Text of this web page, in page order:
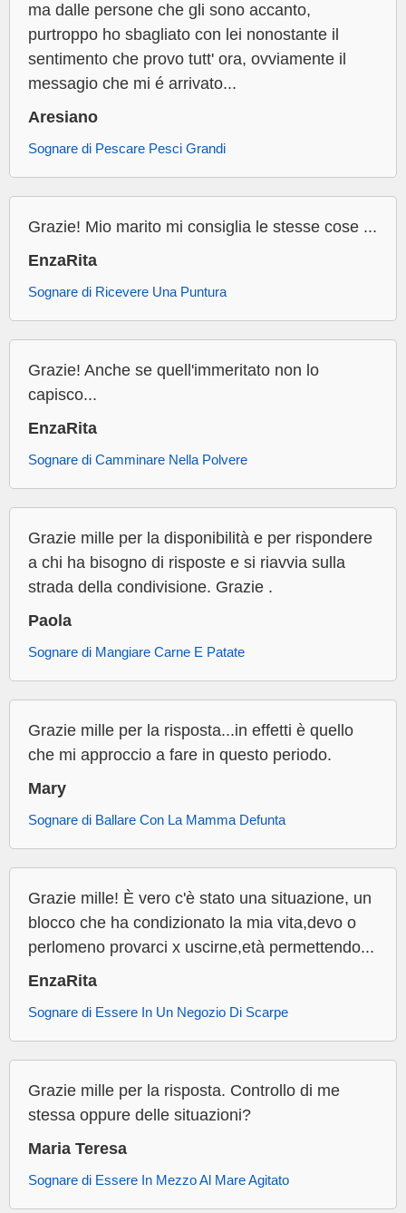
ma dalle persone che gli sono accanto,
purtroppo ho sbagliato con lei nonostante il
sentimento che provo tutt' ora, ovviamente il
messagio che mi é arrivato...
Aresiano
Sognare di Pescare Pesci Grandi
Grazie! Mio marito mi consiglia le stesse cose ...
EnzaRita
Sognare di Ricevere Una Puntura
Grazie! Anche se quell'immeritato non lo
capisco...
EnzaRita
Sognare di Camminare Nella Polvere
Grazie mille per la disponibilità e per rispondere
a chi ha bisogno di risposte e si riavvia sulla
strada della condivisione. Grazie .
Paola
Sognare di Mangiare Carne E Patate
Grazie mille per la risposta...in effetti è quello
che mi approccio a fare in questo periodo.
Mary
Sognare di Ballare Con La Mamma Defunta
Grazie mille! È vero c'è stato una situazione, un
blocco che ha condizionato la mia vita,devo o
perlomeno provarci x uscirne,età permettendo...
EnzaRita
Sognare di Essere In Un Negozio Di Scarpe
Grazie mille per la risposta. Controllo di me
stessa oppure delle situazioni?
Maria Teresa
Sognare di Essere In Mezzo Al Mare Agitato